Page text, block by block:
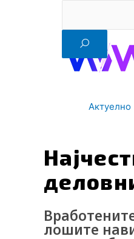
a
c
e
o
o
k
n
s
t
g
r
a
Актуелно
лошите